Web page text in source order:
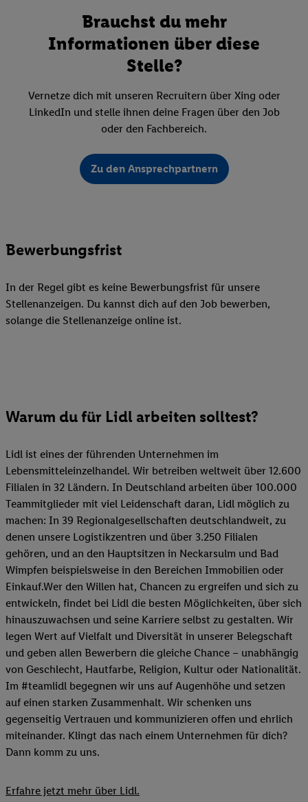
Brauchst du mehr
Informationen über diese
Stelle?
Vernetze dich mit unseren Recruitern über Xing oder
LinkedIn und stelle ihnen deine Fragen über den Job
oder den Fachbereich.
Zu den Ansprechpartnern
Bewerbungsfrist
In der Regel gibt es keine Bewerbungsfrist für unsere
Stellenanzeigen. Du kannst dich auf den Job bewerben,
solange die Stellenanzeige online ist.
Warum du für Lidl arbeiten solltest?
Lidl ist eines der führenden Unternehmen im
Lebensmitteleinzelhandel. Wir betreiben weltweit über 12.600
Filialen in 32 Ländern. In Deutschland arbeiten über 100.000
Teammitglieder mit viel Leidenschaft daran, Lidl möglich zu
machen: In 39 Regionalgesellschaften deutschlandweit, zu
denen unsere Logistikzentren und über 3.250 Filialen
gehören, und an den Hauptsitzen in Neckarsulm und Bad
Wimpfen beispielsweise in den Bereichen Immobilien oder
Einkauf.Wer den Willen hat, Chancen zu ergreifen und sich zu
entwickeln, findet bei Lidl die besten Möglichkeiten, über sich
hinauszuwachsen und seine Karriere selbst zu gestalten. Wir
legen Wert auf Vielfalt und Diversität in unserer Belegschaft
und geben allen Bewerbern die gleiche Chance – unabhängig
von Geschlecht, Hautfarbe, Religion, Kultur oder Nationalität.
Im #teamlidl begegnen wir uns auf Augenhöhe und setzen
auf einen starken Zusammenhalt. Wir schenken uns
gegenseitig Vertrauen und kommunizieren offen und ehrlich
miteinander. Klingt das nach einem Unternehmen für dich?
Dann komm zu uns.​
Erfahre jetzt mehr über Lidl.